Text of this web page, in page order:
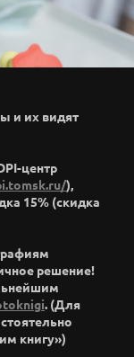
и их видят
центр
),
15% (скидка
решение!
. (Для
книгу»)